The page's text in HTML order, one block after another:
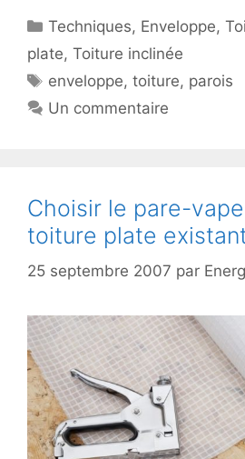
Catégories
Techniques, Enveloppe,
plate, Toiture inclinée
Étiquettes
enveloppe,toiture, parois
Un commentaire
Choisir le pare-
toiture plate
25 septembre 2007 par